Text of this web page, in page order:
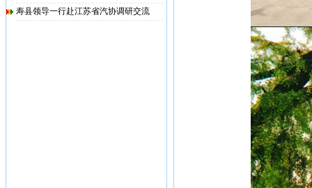
寿县领导一行赴江苏省汽协调研交流